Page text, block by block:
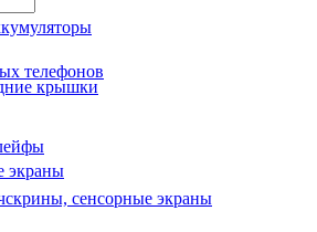
телефонов
экраны
крышки
сенсорные экраны